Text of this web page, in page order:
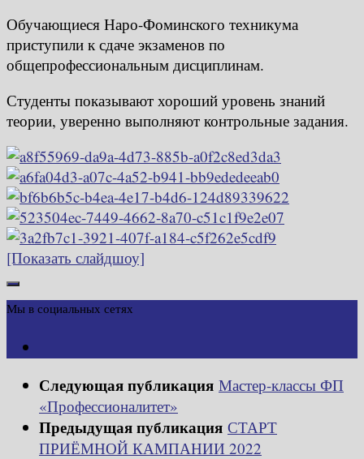
Обучающиеся Наро-Фоминского техникума
приступили к сдаче экзаменов по
общепрофессиональным дисциплинам.
Студенты показывают хороший уровень знаний
теории, уверенно выполняют контрольные задания.
[Показать слайдшоу]
Мы в социальных сетях
Следующая публикация Мастер-классы ФП
«Профессионалитет»
Предыдущая публикация СТАРТ
ПРИЁМНОЙ КАМПАНИИ 2022